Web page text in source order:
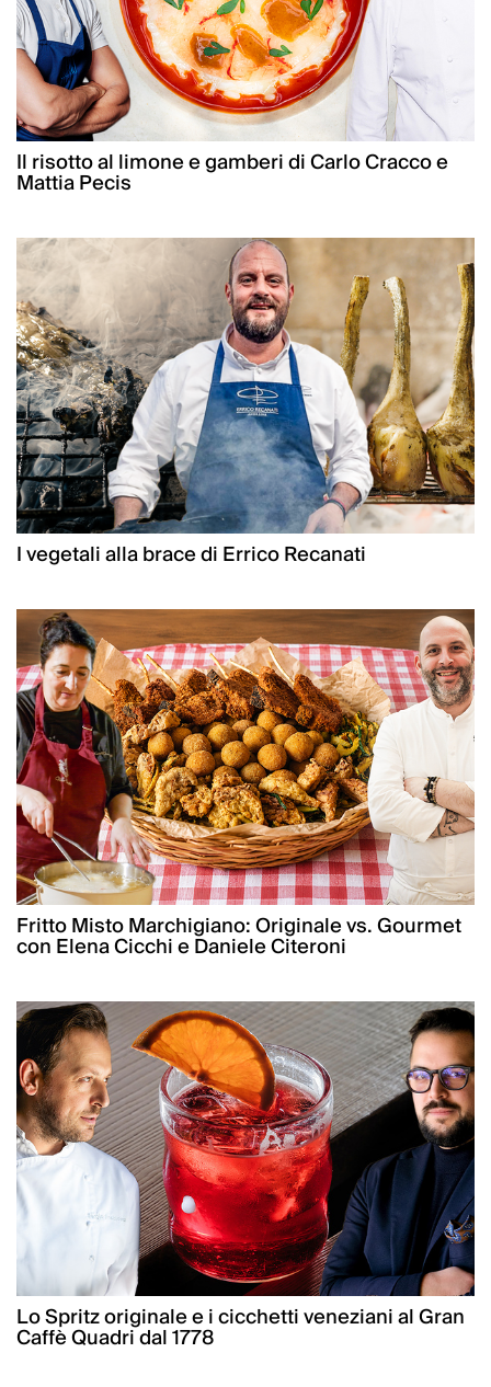
Il risotto al limone e gamberi di Carlo Cracco e
Mattia Pecis
I vegetali alla brace di Errico Recanati
Fritto Misto Marchigiano: Originale vs. Gourmet
con Elena Cicchi e Daniele Citeroni
Lo Spritz originale e i cicchetti veneziani al Gran
Caffè Quadri dal 1778